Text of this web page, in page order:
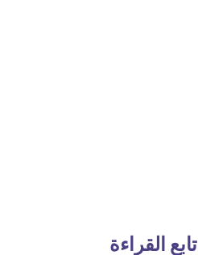
تابع القراءة